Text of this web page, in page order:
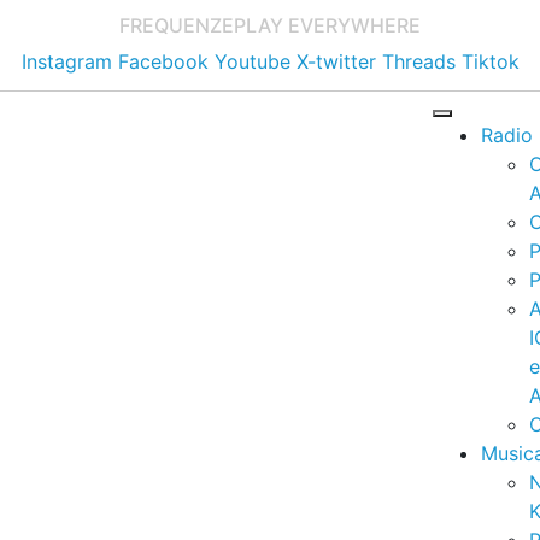
FREQUENZEPLAY EVERYWHERE
Instagram Facebook Youtube X-twitter Threads Tiktok
Radio
e